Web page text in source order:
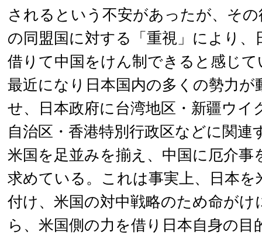
されるという不安があったが、そ
の同盟国に対する「重視」により、
借りて中国をけん制できると感じ
最近になり日本国内の多くの勢力が
せ、日本政府に台湾地区・新疆ウイ
自治区・香港特別行政区などに関連
米国を足並みを揃え、中国に厄介事
求めている。これは事実上、日本を
付け、米国の対中戦略のため命が
ら、米国側の力を借り日本自身の目